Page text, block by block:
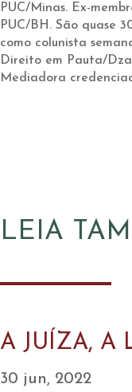
PUC/Minas. Ex-
PUC/BH. São quase
como colunista
Direito em Pauta/
Mediadora
LEIA
A JUÍZA, A
30 jun, 2022